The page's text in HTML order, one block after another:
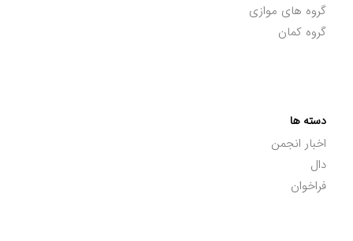
گروه های موازی
گروه کمان
دسته ها
اخبار انجمن
دال
فراخوان